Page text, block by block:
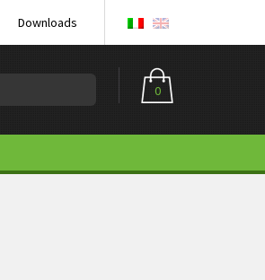
Downloads
0